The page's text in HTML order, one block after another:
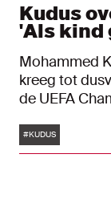
Kudus
'Als kind
Mohammed
kreeg tot
de UEFA
iets wat zijn
Tags
#KUDUS